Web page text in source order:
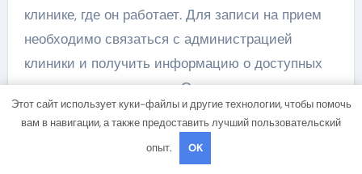
клинике, где он работает. Для записи на прием
необходимо связаться с администрацией
клиники и получить информацию о доступных
дате и времени приема. Однако, так как доктор
Мясников является известным и
востребованным специалистом, могут быть
определенные ограничения на запись и
Этот сайт использует куки-файлы и другие технологии, чтобы помочь
вам в навигации, а также предоставить лучший пользовательский
опыт.
OK